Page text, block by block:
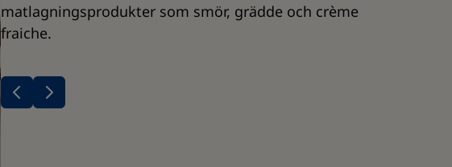
matlagningsprodukter som smör, grädde och crème
fraiche.